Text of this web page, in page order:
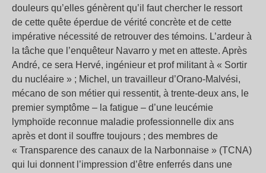
douleurs qu’elles génèrent qu’il faut chercher le ressort
de cette quête éperdue de vérité concrète et de cette
impérative nécessité de retrouver des témoins. L’ardeur à
la tâche que l’enquêteur Navarro y met en atteste. Après
André, ce sera Hervé, ingénieur et prof militant à « Sortir
du nucléaire » ; Michel, un travailleur d’Orano-Malvési,
mécano de son métier qui ressentit, à trente-deux ans, le
premier symptôme – la fatigue – d’une leucémie
lymphoïde reconnue maladie professionnelle dix ans
après et dont il souffre toujours ; des membres de
« Transparence des canaux de la Narbonnaise » (TCNA)
qui lui donnent l’impression d’être enferrés dans une